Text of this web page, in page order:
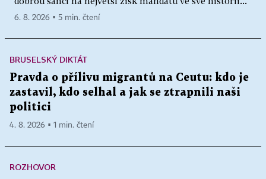
6. 8. 2026 ▪ 5 min. čtení
BRUSELSKÝ DIKTÁT
Pravda o přílivu migrantů na Ceutu: kdo je
zastavil, kdo selhal a jak se ztrapnili naši
politici
4. 8. 2026 ▪ 1 min. čtení
ROZHOVOR